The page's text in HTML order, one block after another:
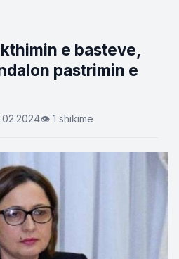
e basteve,
pastrimin e
👁 1 shikime